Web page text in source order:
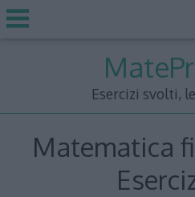
Esercizi svolti,
Matematica